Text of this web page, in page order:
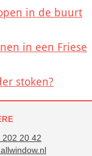
in de buurt
in een Friese
stoken?
202 20 42